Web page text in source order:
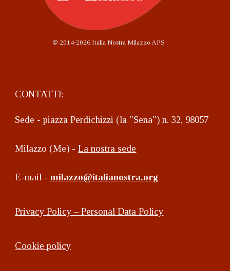
© 2014-2026 Italia Nostra Milazzo APS
CONTATTI:
Sede - piazza Perdichizzi (la "Sena") n. 32, 98057
Milazzo (Me) -La nostra sede
E-mail -milazzo@italianostra.org
Privacy Policy – Personal Data Policy
Cookie policy